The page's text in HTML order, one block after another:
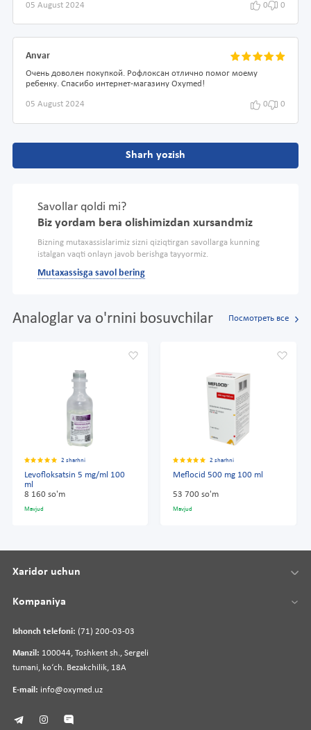
05 August 2024 0 0
Anvar
Очень доволен покупкой. Рофлоксан отлично помог моему
ребенку. Спасибо интернет-магазину Oxymed!
05 August 2024 0 0
Sharh yozish
Savollar qoldi mi?
Biz yordam bera olishimizdan xursandmiz
Bizning mutaxassislarimiz sizni qiziqtirgan savollarga kunning
istalgan vaqti onlayn javob berishga tayyormiz.
Mutaxassisga savol bering
Analoglar va o'rnini bosuvchilar Посмотреть все
2 sharhni
Levofloksatsin 5 mg/ml 100
ml
8 160 so'm
Mavjud
2 sharhni
Meflocid 500 mg 100 ml
53 700 so'm
Mavjud
Ishonch telefoni: (71) 200-03-03
Manzil: 100044, Toshkent sh., Sergeli
tumani, koʻch. Bezakchilik, 18A
E-mail: info@oxymed.uz
Xaridor uchun
Kompaniya